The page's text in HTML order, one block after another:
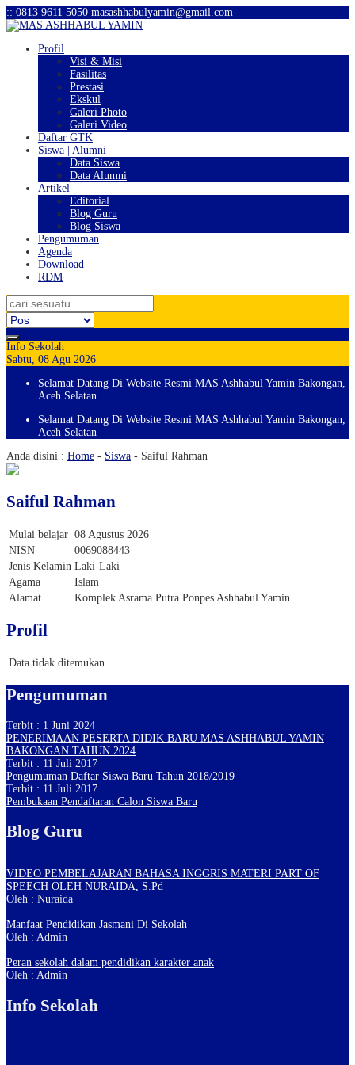
:: 0813 9611 5050 masashhabulyamin@gmail.com
Profil
Visi & Misi
Fasilitas
Prestasi
Ekskul
Galeri Photo
Galeri Video
Daftar GTK
Siswa | Alumni
Data Siswa
Data Alumni
Artikel
Editorial
Blog Guru
Blog Siswa
Pengumuman
Agenda
Download
RDM
Info Sekolah
Sabtu, 08 Agu 2026
Selamat Datang Di Website Resmi MAS Ashhabul Yamin Bakongan,
Aceh Selatan
Selamat Datang Di Website Resmi MAS Ashhabul Yamin Bakongan,
Aceh Selatan
Anda disini : Home - Siswa - Saiful Rahman
Saiful Rahman
Mulai belajar 08 Agustus 2026
NISN
0069088443
Jenis Kelamin Laki-Laki
Agama
Islam
Alamat
Komplek Asrama Putra Ponpes Ashhabul Yamin
Profil
Data tidak ditemukan
Pengumuman
Terbit : 1 Juni 2024
PENERIMAAN PESERTA DIDIK BARU MAS ASHHABUL YAMIN
BAKONGAN TAHUN 2024
Terbit : 11 Juli 2017
Pengumuman Daftar Siswa Baru Tahun 2018/2019
Terbit : 11 Juli 2017
Pembukaan Pendaftaran Calon Siswa Baru
Blog Guru
VIDEO PEMBELAJARAN BAHASA INGGRIS MATERI PART OF
SPEECH OLEH NURAIDA, S.Pd
Oleh : Nuraida
Manfaat Pendidikan Jasmani Di Sekolah
Oleh : Admin
Peran sekolah dalam pendidikan karakter anak
Oleh : Admin
Info Sekolah